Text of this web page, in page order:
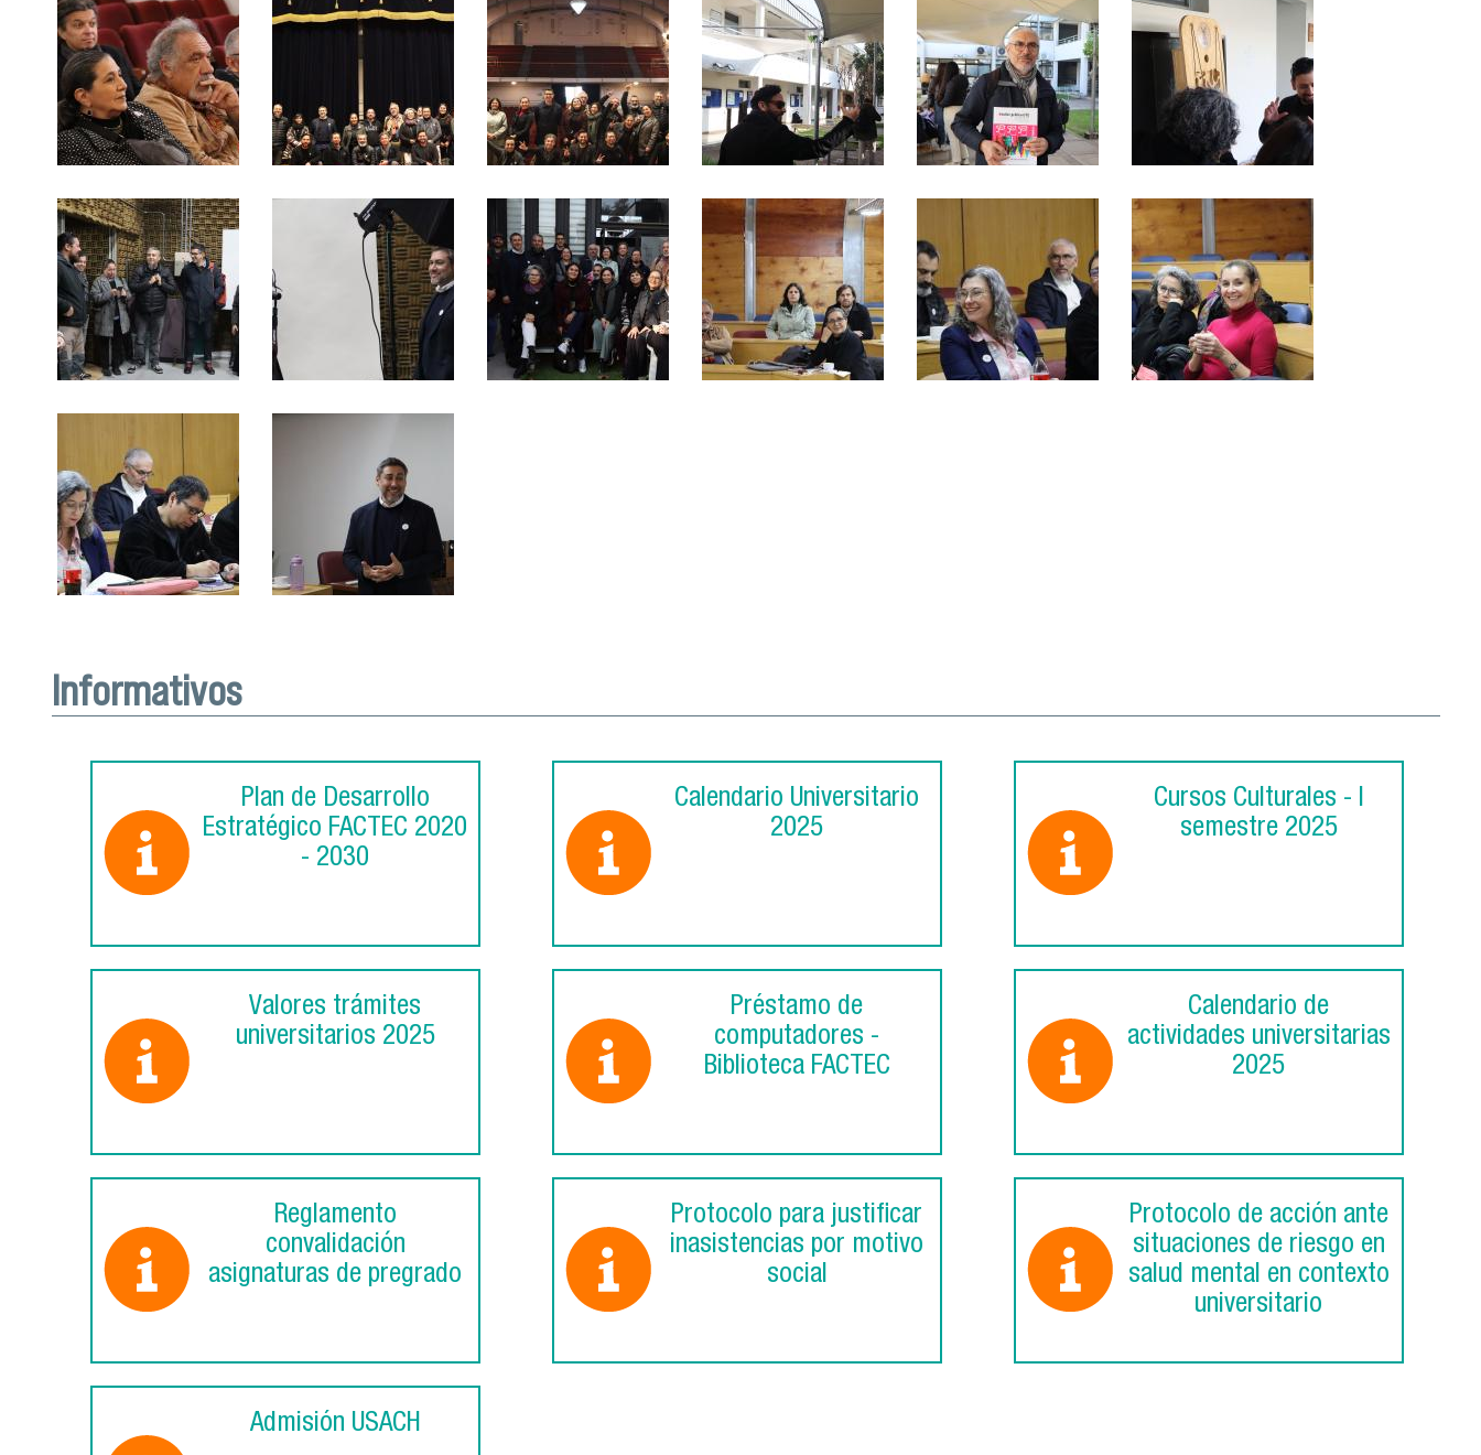
Informativos
Plan de Desarrollo
Estratégico FACTEC 2020
- 2030
Calendario Universitario
2025
Cursos Culturales - I
semestre 2025
Valores trámites
universitarios 2025
Préstamo de
computadores -
Biblioteca FACTEC
Calendario de
actividades universitarias
2025
Reglamento
convalidación
asignaturas de pregrado
Protocolo para justificar
inasistencias por motivo
social
Protocolo de acción ante
situaciones de riesgo en
salud mental en contexto
universitario
Admisión USACH